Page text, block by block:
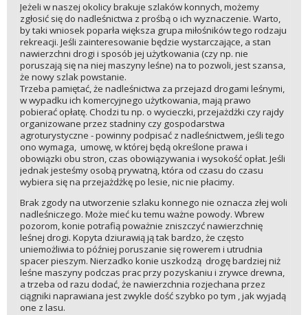
Jeżeli w naszej okolicy brakuje szlaków konnych, możemy
zgłosić się do nadleśnictwa z prośbą o ich wyznaczenie. Warto,
by taki wniosek poparła większa grupa miłośników tego rodzaju
rekreacji. Jeśli zainteresowanie będzie wystarczające, a stan
nawierzchni drogi i sposób jej użytkowania (czy np. nie
poruszają się na niej maszyny leśne) na to pozwoli, jest szansa,
że nowy szlak powstanie.
Trzeba pamiętać, że nadleśnictwa za przejazd drogami leśnymi,
w wypadku ich komercyjnego użytkowania, mają prawo
pobierać opłatę. Chodzi tu np. o wycieczki, przejażdżki czy rajdy
organizowane przez stadniny czy gospodarstwa
agroturystyczne - powinny podpisać z nadleśnictwem, jeśli tego
ono wymaga, umowę, w której będą określone prawa i
obowiązki obu stron, czas obowiązywania i wysokość opłat. Jeśli
jednak jesteśmy osobą prywatną, która od czasu do czasu
wybiera się na przejażdżkę po lesie, nic nie płacimy.
Brak zgody na utworzenie szlaku konnego nie oznacza złej woli
nadleśniczego. Może mieć ku temu ważne powody. Wbrew
pozorom, konie potrafią poważnie zniszczyć nawierzchnię
leśnej drogi. Kopyta dziurawią ją tak bardzo, że często
uniemożliwia to później poruszanie się rowerem i utrudnia
spacer pieszym. Nierzadko konie uszkodzą drogę bardziej niż
leśne maszyny podczas prac przy pozyskaniu i zrywce drewna,
a trzeba od razu dodać, że nawierzchnia rozjechana przez
ciągniki naprawiana jest zwykle dość szybko po tym , jak wyjadą
one z lasu.